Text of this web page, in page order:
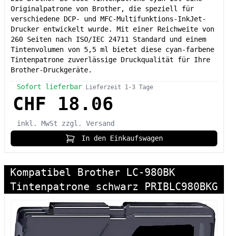
Originalpatrone von Brother, die speziell für
verschiedene DCP- und MFC-Multifunktions-InkJet-
Drucker entwickelt wurde. Mit einer Reichweite von
260 Seiten nach ISO/IEC 24711 Standard und einem
Tintenvolumen von 5,5 ml bietet diese cyan-farbene
Tintenpatrone zuverlässige Druckqualität für Ihre
Brother-Druckgeräte.
Sofort lieferbar Lieferzeit 1-3 Tage
CHF 18.06
inkl. MwSt
zzgl. Versand
In den Einkaufswagen
Kompatibel Brother LC-980BK
Tintenpatrone schwarz PRIBLC980BKG